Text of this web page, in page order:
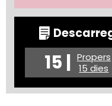
15 | Propers
15 dies